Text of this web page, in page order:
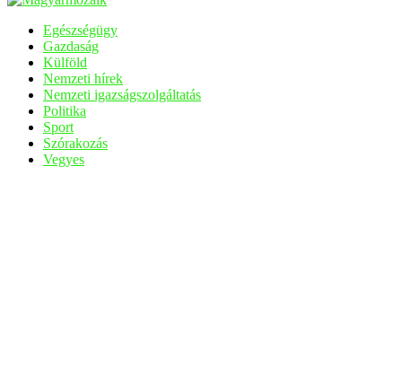
Egészségügy
Gazdaság
Külföld
Nemzeti hírek
Nemzeti igazságszolgáltatás
Politika
Sport
Szórakozás
Vegyes